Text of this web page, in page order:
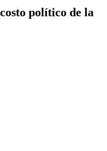
político de la